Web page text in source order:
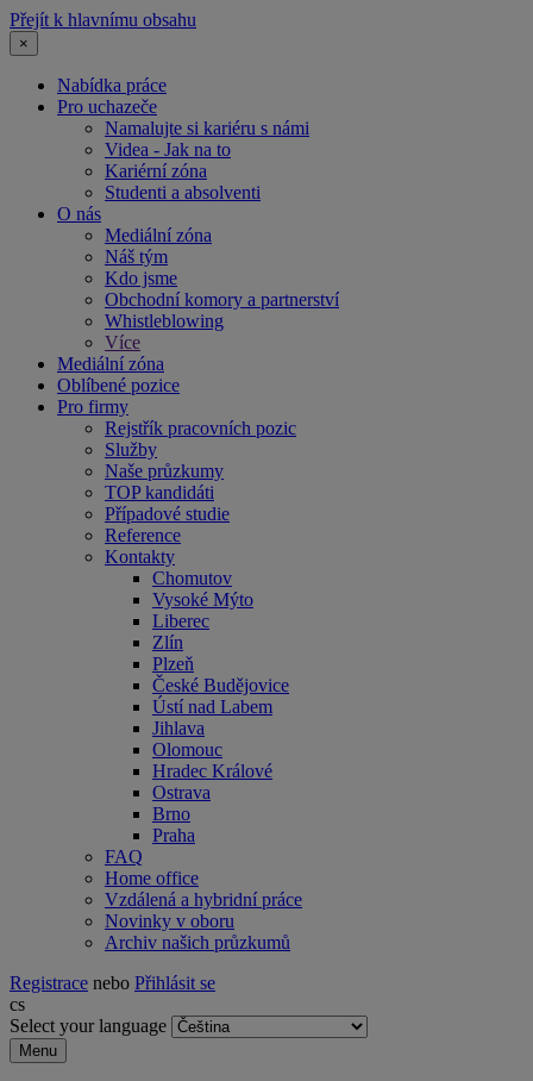
Přejít k hlavnímu obsahu
×
Nabídka práce
Pro uchazeče
Namalujte si kariéru s námi
Videa - Jak na to
Kariérní zóna
Studenti a absolventi
O nás
Mediální zóna
Náš tým
Kdo jsme
Obchodní komory a partnerství
Whistleblowing
Více
Mediální zóna
Oblíbené pozice
Pro firmy
Rejstřík pracovních pozic
Služby
Naše průzkumy
TOP kandidáti
Případové studie
Reference
Kontakty
Chomutov
Vysoké Mýto
Liberec
Zlín
Plzeň
České Budějovice
Ústí nad Labem
Jihlava
Olomouc
Hradec Králové
Ostrava
Brno
Praha
FAQ
Home office
Vzdálená a hybridní práce
Novinky v oboru
Archiv našich průzkumů
Registrace nebo Přihlásit se
cs
Select your language
Menu